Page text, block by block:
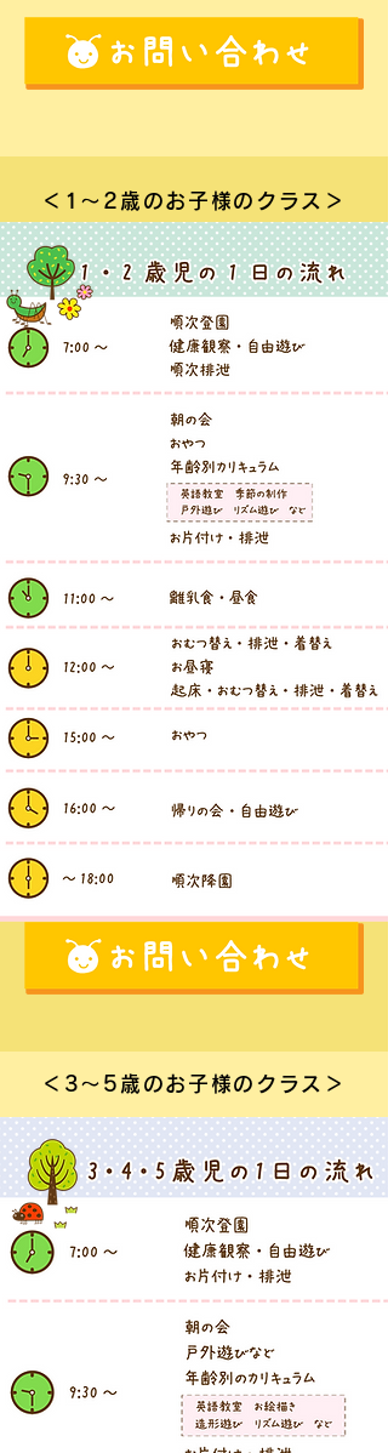
＜1～2歳のお子様のクラス＞
＜3～5歳のお子様のクラス＞